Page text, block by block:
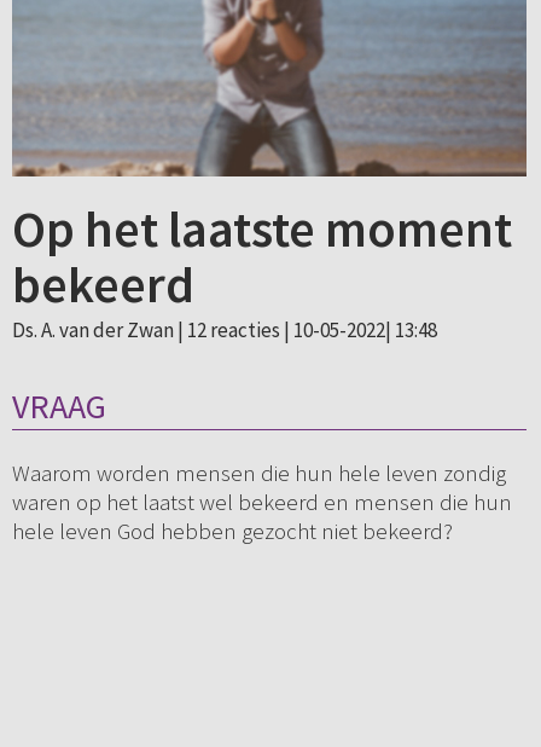
Op het laatste moment
bekeerd
Ds. A. van der Zwan | 12 reacties | 10-05-2022| 13:48
VRAAG
Waarom worden mensen die hun hele leven zondig
waren op het laatst wel bekeerd en mensen die hun
hele leven God hebben gezocht niet bekeerd?